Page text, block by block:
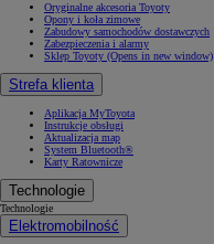
Oryginalne akcesoria Toyoty
Opony i koła zimowe
Zabudowy samochodów dostawczych
Zabezpieczenia i alarmy
Sklep Toyoty (Opens in new window)
Strefa klienta
Aplikacja MyToyota
Instrukcje obsługi
Aktualizacja map
System Bluetooth®
Karty Ratownicze
Technologie
Technologie
Elektromobilność